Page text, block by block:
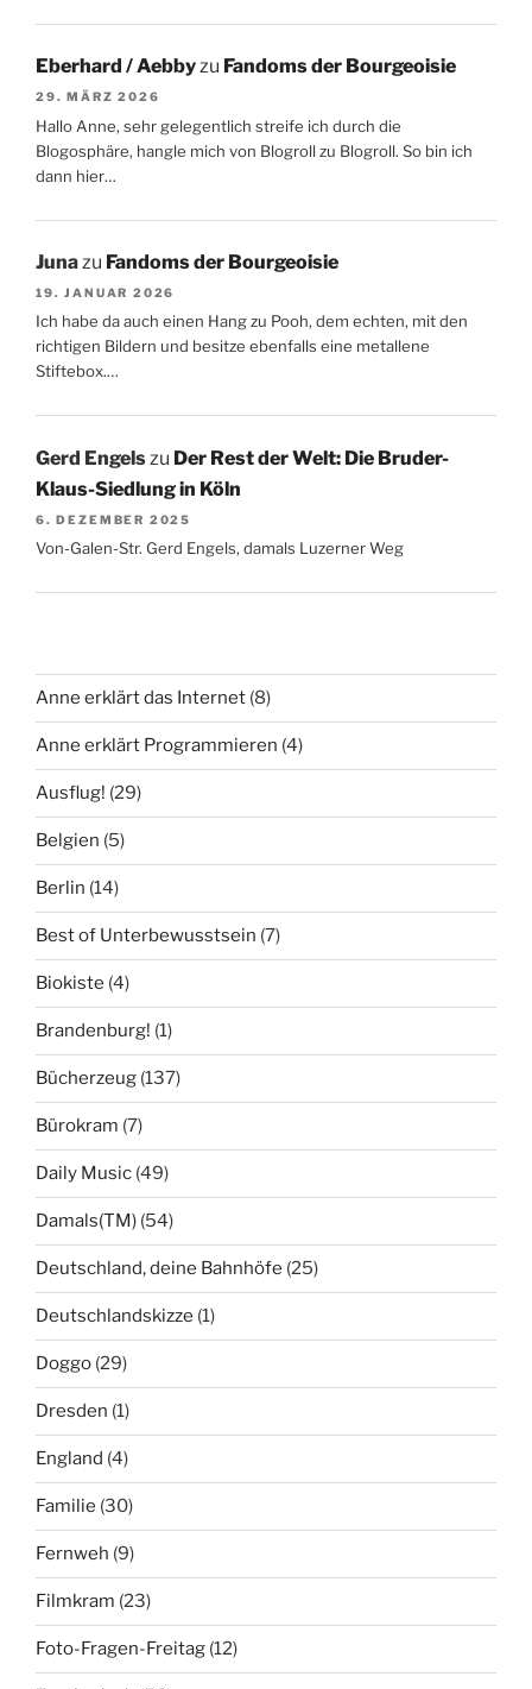
Eberhard / Aebbyzu Fandoms der Bourgeoisie
29. MÄRZ 2026
Hallo Anne, sehr gelegentlich streife ich durch die
Blogosphäre, hangle mich von Blogroll zu Blogroll. So bin ich
dann hier…
Junazu Fandoms der Bourgeoisie
19. JANUAR 2026
Ich habe da auch einen Hang zu Pooh, dem echten, mit den
richtigen Bildern und besitze ebenfalls eine metallene
Stiftebox.…
Gerd Engelszu Der Rest der Welt: Die Bruder-
Klaus-Siedlung in Köln
6. DEZEMBER 2025
Von-Galen-Str. Gerd Engels, damals Luzerner Weg
Anne erklärt das Internet (8)
Anne erklärt Programmieren (4)
Ausflug! (29)
Belgien (5)
Berlin (14)
Best of Unterbewusstsein (7)
Biokiste (4)
Brandenburg! (1)
Bücherzeug (137)
Bürokram (7)
Daily Music (49)
Damals(TM) (54)
Deutschland, deine Bahnhöfe (25)
Deutschlandskizze (1)
Doggo (29)
Dresden (1)
England (4)
Familie (30)
Fernweh (9)
Filmkram (23)
Foto-Fragen-Freitag (12)